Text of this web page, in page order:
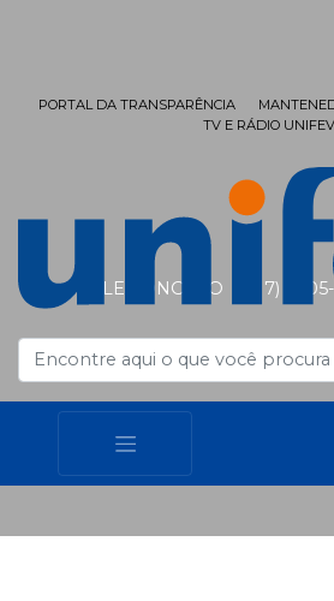
FALE CONOSCO (17)
PORTAL DA TRANSPARÊNCIA
TV E RÁDIO UNIFEV